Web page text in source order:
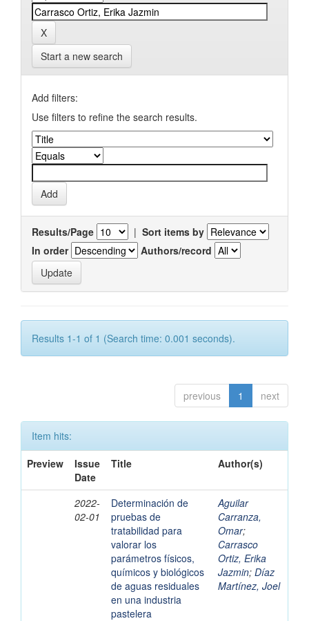
Start a new search
Add filters:
Use filters to refine the search results.
Results/Page | Sort items by
In order
Authors/record
Results 1-1 of 1 (Search time: 0.001 seconds).
previous 1 next
Item hits:
Preview
Issue
Date
Title Author(s)
2022-
02-01
Determinación de
pruebas de
tratabilidad para
valorar los
parámetros físicos,
químicos y biológicos
de aguas residuales
en una industria
pastelera
Aguilar
Carranza,
Omar;
Carrasco
Ortiz, Erika
Jazmin; Díaz
Martínez, Joel